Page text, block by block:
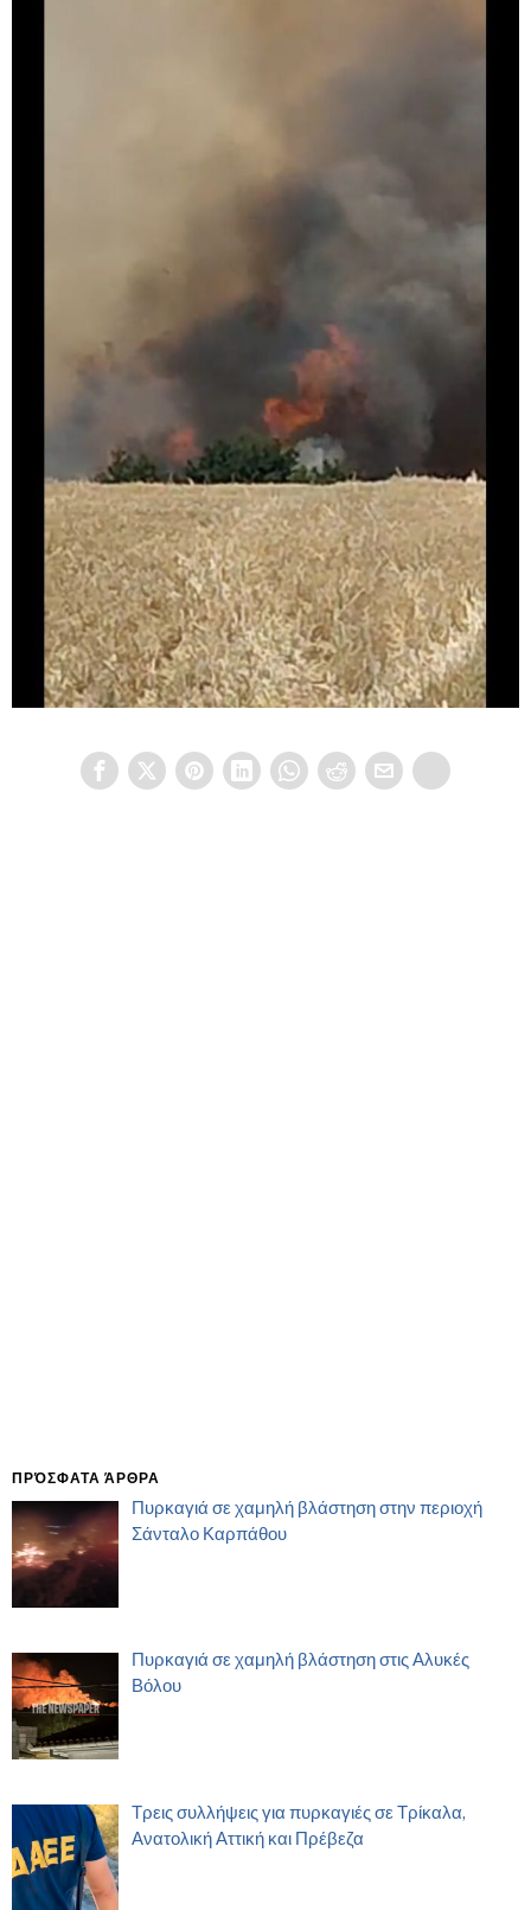
ΠΡΌΣΦΑΤΑ ΆΡΘΡΑ
Πυρκαγιά σε χαμηλή βλάστηση στην περιοχή
Σάνταλο Καρπάθου
Πυρκαγιά σε χαμηλή βλάστηση στις Αλυκές
Βόλου
Τρεις συλλήψεις για πυρκαγιές σε Τρίκαλα,
Ανατολική Αττική και Πρέβεζα